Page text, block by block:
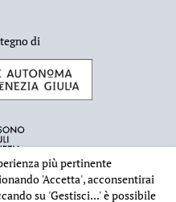
di
più pertinente
'Accetta', acconsentirai
su 'Gestisci...'è possibile